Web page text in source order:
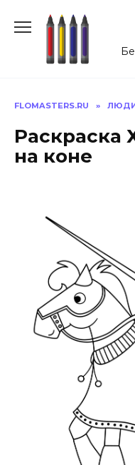
FLOMASTERS.RU »
Раскраска
на коне